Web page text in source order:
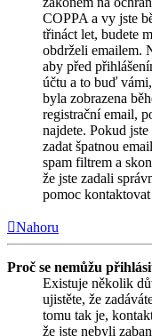
COPPA a vy jste
třináct let, budete
obdrželi emailem.
aby před
účtu a to buď
byla zobrazena
registrační email,
najdete. Pokud
zadat špatnou
spam filtrem a
že jste zadali
pomoc
Nahoru
Proč se nemůžu
Existuje několik
ujistěte, že
tomu tak je,
že jste nebyli